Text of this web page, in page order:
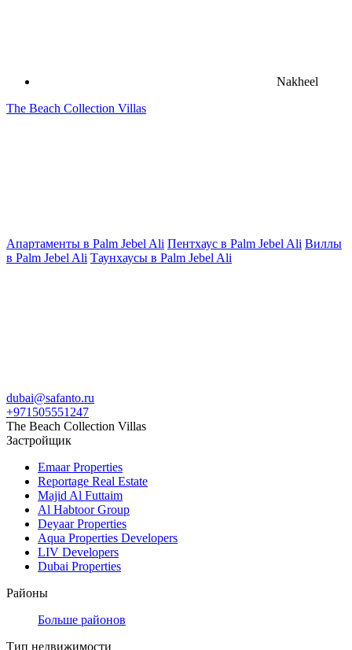
Nakheel
The Beach Collection Villas
Апартаменты в Palm Jebel Ali Пентхаус в Palm Jebel Ali Виллы
в Palm Jebel Ali Таунхаусы в Palm Jebel Ali
dubai@safanto.ru
+971505551247
The Beach Collection Villas
Застройщик
Emaar Properties
Reportage Real Estate
Majid Al Futtaim
Al Habtoor Group
Deyaar Properties
Aqua Properties Developers
LIV Developers
Dubai Properties
Районы
Больше районов
Тип недвижимости